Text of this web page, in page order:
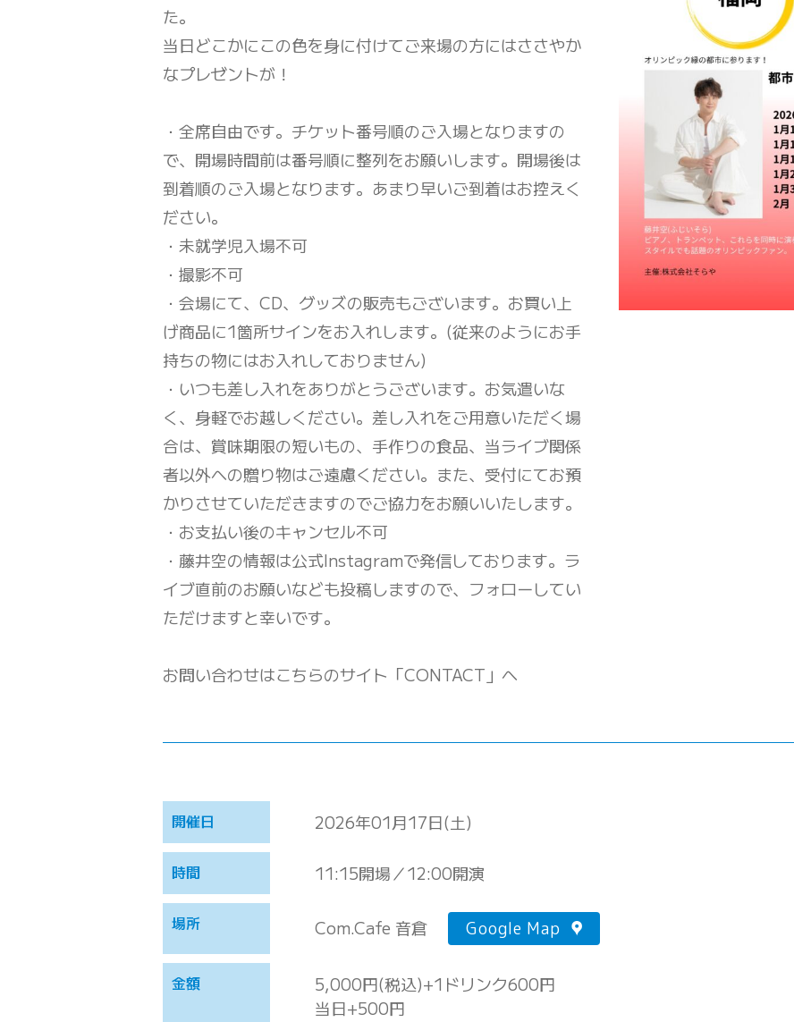
た。
当日どこかにこの色を身に付けてご来場の方にはささやか
なプレゼントが！
・全席自由です。チケット番号順のご入場となりますの
で、開場時間前は番号順に整列をお願いします。開場後は
到着順のご入場となります。あまり早いご到着はお控えく
ださい。
・未就学児入場不可
・撮影不可
・会場にて、CD、グッズの販売もございます。お買い上
げ商品に1箇所サインをお入れします。(従来のようにお手
持ちの物にはお入れしておりません)
・いつも差し入れをありがとうございます。お気遣いな
く、身軽でお越しください。差し入れをご用意いただく場
合は、賞味期限の短いもの、手作りの食品、当ライブ関係
者以外への贈り物はご遠慮ください。また、受付にてお預
かりさせていただきますのでご協力をお願いいたします。
・お支払い後のキャンセル不可
・藤井空の情報は公式Instagramで発信しております。ラ
イブ直前のお願いなども投稿しますので、フォローしてい
ただけますと幸いです。
お問い合わせはこちらのサイト「CONTACT」へ
開催日 2026年01月17日(土)
時間 11:15開場／12:00開演
場所 Com.Cafe 音倉 Google Map
金額
5,000円(税込)+1ドリンク600円
当日+500円